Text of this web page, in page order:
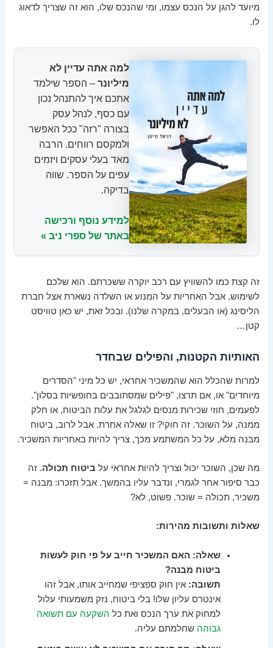
מיועד להגן על הנכס עצמו, ומי שהנכס שלו, הוא זה שצריך לדאוג
לו.
למה אתה עדיין לא
מיליונר – הספר שילמד
אתכם איך להתנהל נכון
עם כסף, לנהל עסק
בצורה "רזה" ככל האפשר
ולמקסם רווחים. הרבה
מאד בעלי עסקים ויזמים
עפים על הספר. שווה
בדיקה.
למידע נוסף ורכישה
באתר של ספרי ניב »
זה קצת כמו להשוויץ עם רכב יוקרה ששכרתם. הוא שלכם
לשימוש, אבל האחריות על המנוע או השלדה נשארת אצל חברת
הליסינג (או הבעלים, במקרה שלנו). ובכל זאת, יש כאן טוויסט
קטן…
האותיות הקטנות, והפילים שבחדר
למרות שהכלל הוא שהמשכיר אחראי, יש כל מיני "הסדרים
מיוחדים" או, אם תרצו, "פילים שמסתובבים בחופשיות בסלון".
לפעמים, חוזי שכירות מנסים לגלגל את עלות הביטוח, או חלק
ממנה, על השוכר. זה חוקי? זו שאלה אחרת. אבל לרוב, ביטוח
מבנה מלא, על כל המשתמע מכך, צריך להיות באחריות המשכיר.
מה שכן, השוכר יכול וצריך להיות אחראי על ביטוח תכולה. זה
כבר סיפור אחר לגמרי, ונדבר עליו בהמשך. אבל תזכרו: מבנה =
משכיר, תכולה = שוכר. פשוט, לא?
שאלות ותשובות מהירות:
שאלה: האם המשכיר חייב על פי חוק לעשות
ביטוח מבנה?
תשובה: אין חוק ספציפי שמחייב אותו, אבל זהו
אינטרס עליון שלו! בלי ביטוח, נזק משמעותי עלול
למחוק את ערך הנכס ואת כל השקעה עם תשואה
גבוהה שחלמתם עליה.